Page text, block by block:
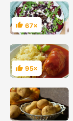
Hodnocení
67×
Hodnocení
95×